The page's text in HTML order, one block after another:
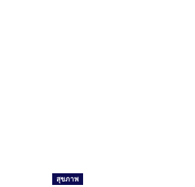
สุขภาพ